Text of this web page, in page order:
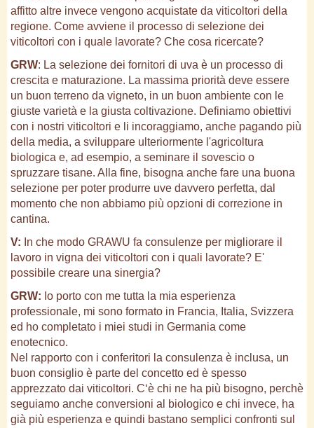
affitto altre invece vengono acquistate da viticoltori della
regione. Come avviene il processo di selezione dei
viticoltori con i quale lavorate? Che cosa ricercate?
GRW: La selezione dei fornitori di uva è un processo di
crescita e maturazione. La massima priorità deve essere
un buon terreno da vigneto, in un buon ambiente con le
giuste varietà e la giusta coltivazione. Definiamo obiettivi
con i nostri viticoltori e li incoraggiamo, anche pagando più
della media, a sviluppare ulteriormente l'agricoltura
biologica e, ad esempio, a seminare il sovescio o
spruzzare tisane. Alla fine, bisogna anche fare una buona
selezione per poter produrre uve davvero perfetta, dal
momento che non abbiamo più opzioni di correzione in
cantina.
V: In che modo GRAWU fa consulenze per migliorare il
lavoro in vigna dei viticoltori con i quali lavorate? E'
possibile creare una sinergia?
GRW: Io porto con me tutta la mia esperienza
professionale, mi sono formato in Francia, Italia, Svizzera
ed ho completato i miei studi in Germania come
enotecnico.
Nel rapporto con i conferitori la consulenza è inclusa, un
buon consiglio è parte del concetto ed è spesso
apprezzato dai viticoltori. C‘è chi ne ha più bisogno, perchè
seguiamo anche conversioni al biologico e chi invece, ha
già più esperienza e quindi bastano semplici confronti sul